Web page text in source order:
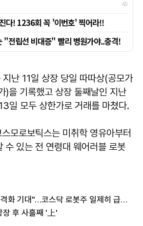
난 11일 상장 당일 따따상(공모가
)을 기록했고 상장 둘째날인 지난
일 모두 상한가로 거래를 마쳤다.
모로보틱스는 미취학 영유아부터
수 있는 전 연령대 웨어러블 로봇
"삼성 로봇 사업 본격화 기대"…코스닥 로봇주 일제히 급등, 코스모로보틱스 등 상한가
장 후 사흘째 '上'